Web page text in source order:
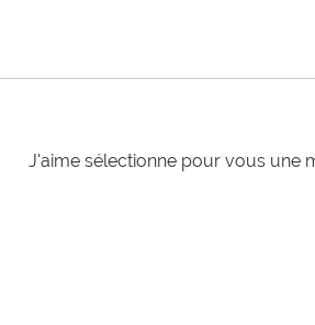
J'aime sélectionne pour vous une